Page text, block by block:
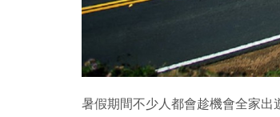
暑假期間不少人都會趁機會全家